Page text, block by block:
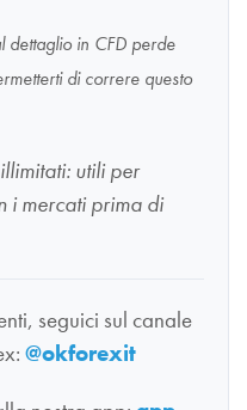
dettaglio in CFD perde
di correre questo
utili per
i mercati prima di
seguici sul canale
@okforexit